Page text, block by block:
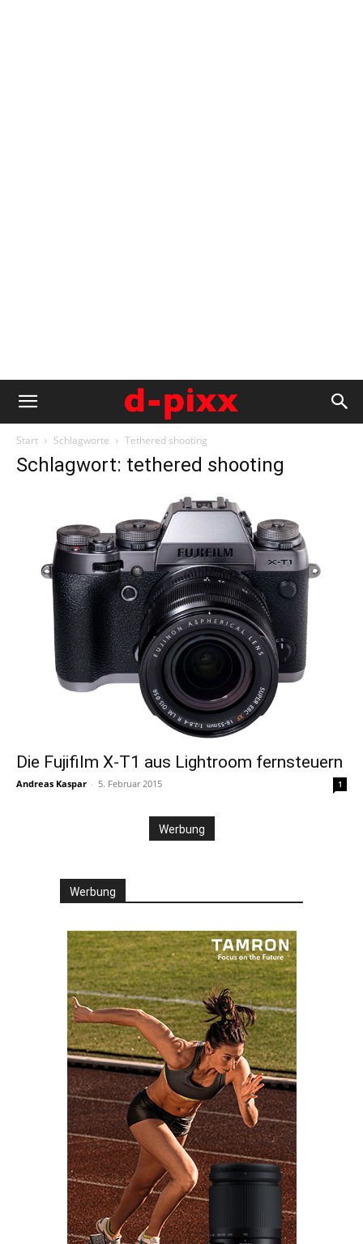
Start Schlagworte Tethered shooting
Schlagwort: tethered shooting
Die Fujifilm X-T1 aus Lightroom fernsteuern
Andreas Kaspar - 5. Februar 2015 1
Werbung
Werbung